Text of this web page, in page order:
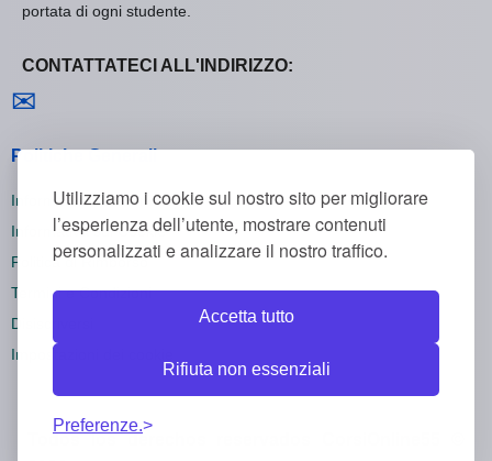
Utilizziamo i cookie sul nostro sito per migliorare
l’esperienza dell’utente, mostrare contenuti
personalizzati e analizzare il nostro traffico.
Accetta tutto
Rifiuta non essenziali
Preferenze.
portata di ogni studente.
CONTATTATECI ALL'INDIRIZZO:
✉
Politiche Generali
Informativa sulla Privacy
Informativa sui Cookie
Politica di Rimborso
Termini e Condizioni
Disiscriversi
Impostazioni dei cookie
Todos los derechos reservados CorsiOnline55 ©